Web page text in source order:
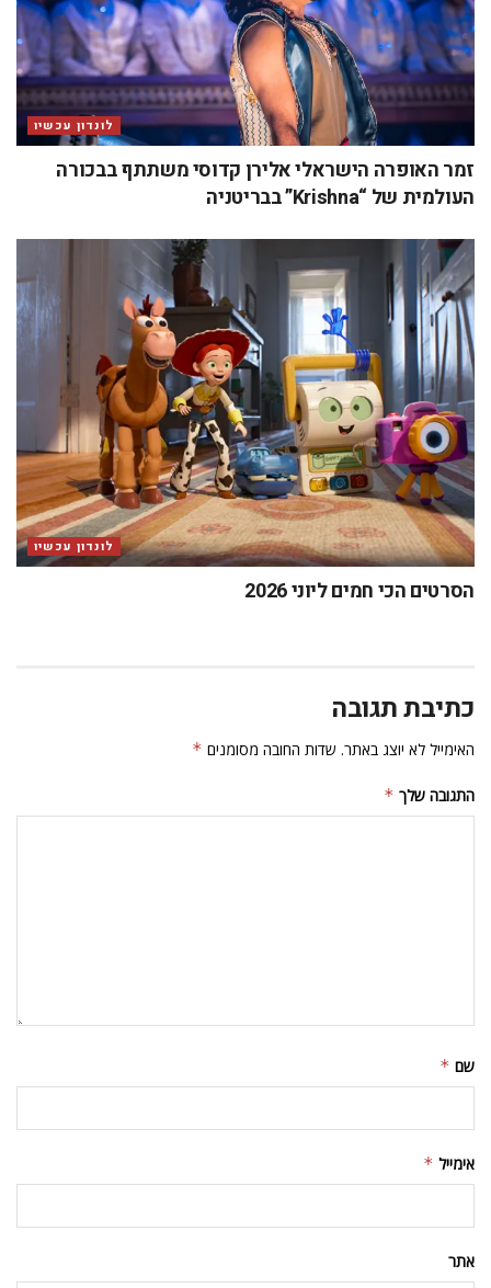
לונדון עכשיו
זמר האופרה הישראלי אלירן קדוסי משתתף בבכורה
העולמית של “Krishna” בבריטניה
לונדון עכשיו
הסרטים הכי חמים ליוני 2026
כתיבת תגובה
האימייל לא יוצג באתר. שדות החובה מסומנים *
התגובה שלך *
שם *
אימייל *
אתר